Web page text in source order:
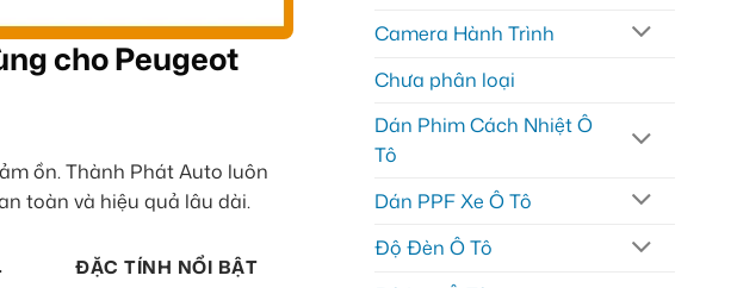
cho Peugeot
ồn. Thành Phát Auto luôn
toàn và hiệu quả lâu dài.
ĐẶC TÍNH NỔI BẬT
Camera Hành Trình
Chưa phân loại
Dán Phim Cách Nhiệt Ô
Tô
Dán PPF Xe Ô Tô
Độ Đèn Ô Tô